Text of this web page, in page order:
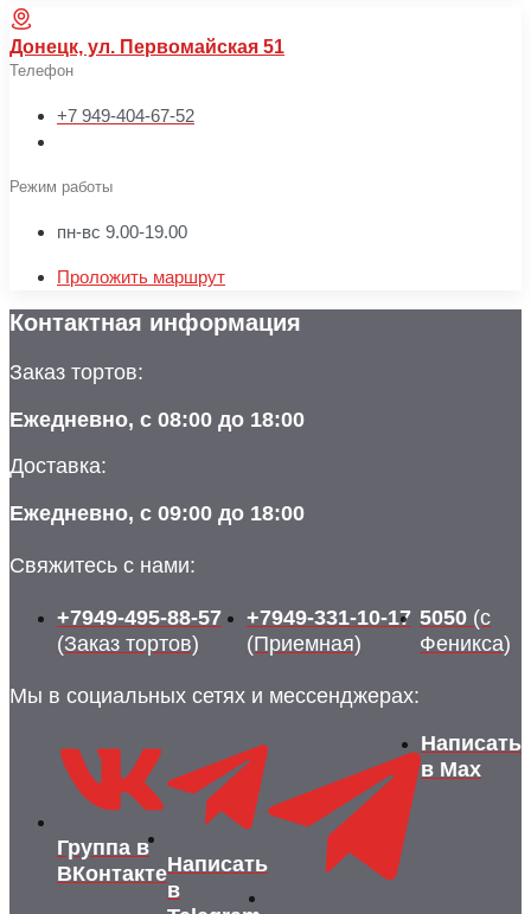
Донецк, ул. Первомайская 51
Телефон
+7 949-404-67-52
Режим работы
пн-вс 9.00-19.00
Проложить маршрут
Контактная информация
Заказ тортов:
Ежедневно, с 08:00 до 18:00
Доставка:
Ежедневно, с 09:00 до 18:00
Свяжитесь с нами:
+7949-495-88-57
(Заказ тортов)
+7949-331-10-17
(Приемная)
5050 (с
Феникса)
Мы в социальных сетях и мессенджерах:
Группа в
ВКонтактеНаписать
в
Написать
в Max